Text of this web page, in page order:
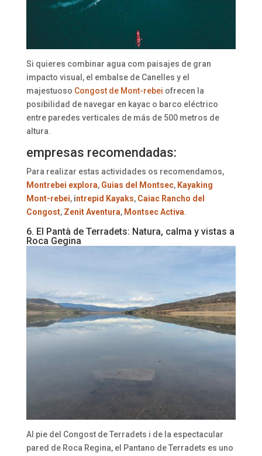
Si quieres combinar agua com paisajes de gran
impacto visual, el embalse de Canelles y el
majestuoso Congost de Mont-rebei ofrecen la
posibilidad de navegar en kayac o barco eléctrico
entre paredes verticales de más de 500 metros de
altura.
empresas recomendadas:
Para realizar estas actividades os recomendamos,
Montrebei explora, Guias del Montsec, Kayaking
Mont-rebei,intrepid Kayaks, Caiac Rancho del
Congost, Zenit Aventura, Montsec Activa.
6. El Pantà de Terradets: Natura, calma y vistas a
Roca Gegina
Al pie del Congost de Terradets i de la espectacular
pared de Roca Regina, el Pantano de Terradets es uno